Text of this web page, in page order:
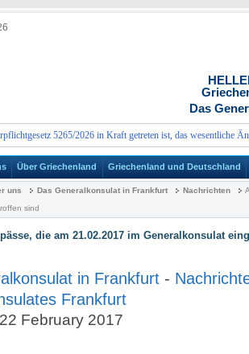
Das
2026 in Kraft getreten ist, das wesentliche Änderungen
Über Griechenland Griechenland und Deutschland
uns Das Generalkonsulat in Frankfurt Nachrichten
sind
die am 21.02.2017 im Generalkonsulat
in Frankfurt -
Frankfurt
February 2017